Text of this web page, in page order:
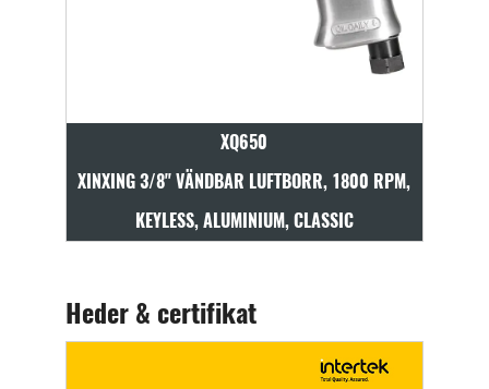
XQ650
XINXING 3/8" VÄNDBAR LUFTBORR, 1800 RPM,
KEYLESS, ALUMINIUM, CLASSIC
Heder & certifikat